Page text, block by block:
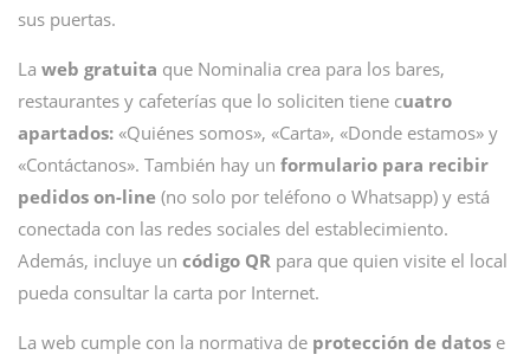
sus puertas.
La web gratuita que Nominalia crea para los bares,
restaurantes y cafeterías que lo soliciten tiene cuatro
apartados: «Quiénes somos», «Carta», «Donde estamos» y
«Contáctanos». También hay un formulario para recibir
pedidos on-line (no solo por teléfono o Whatsapp) y está
conectada con las redes sociales del establecimiento.
Además, incluye un código QR para que quien visite el local
pueda consultar la carta por Internet.
La web cumple con la normativa de protección de datos e